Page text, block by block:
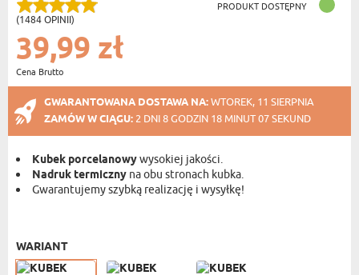
(1484 OPINII)
PRODUKT DOSTĘPNY
39,99 zł
Cena Brutto
GWARANTOWANA DOSTAWA NA:WTOREK, 11 SIERPNIA
ZAMÓW W CIĄGU: 2 DNI 8 GODZIN 18 MINUT 07 SEKUND
Kubek porcelanowywysokiej jakości.
Nadruk termiczny na obu stronach kubka.
Gwarantujemy szybką realizację i wysyłkę!
WARIANT